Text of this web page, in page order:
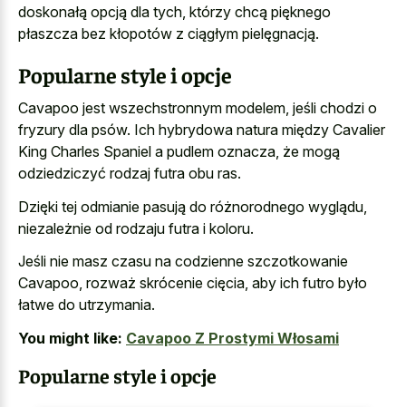
doskonałą opcją dla tych, którzy chcą pięknego
płaszcza bez kłopotów z ciągłym pielęgnacją.
Popularne style i opcje
Cavapoo jest wszechstronnym modelem, jeśli chodzi o
fryzury dla psów. Ich hybrydowa natura między Cavalier
King Charles Spaniel a pudlem oznacza, że mogą
odziedziczyć rodzaj futra obu ras.
Dzięki tej odmianie pasują do różnorodnego wyglądu,
niezależnie od rodzaju futra i koloru.
Jeśli nie masz czasu na codzienne szczotkowanie
Cavapoo, rozważ skrócenie cięcia, aby ich futro było
łatwe do utrzymania.
You might like: Cavapoo Z Prostymi Włosami
Popularne style i opcje